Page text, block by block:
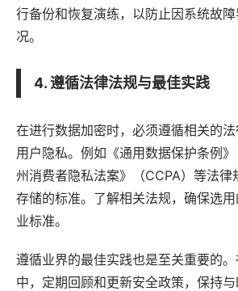
行备份和恢复演练，以防止因系统故
况。
4. 遵循法律法规与最佳实践
在进行数据加密时，必须遵循相关的
用户隐私。例如《通用数据保护条例
州消费者隐私法案》（CCPA）等法律
存储的标准。了解相关法规，确保选
业标准。
遵循业界的最佳实践也是至关重要的
中，定期回顾和更新安全政策，保持